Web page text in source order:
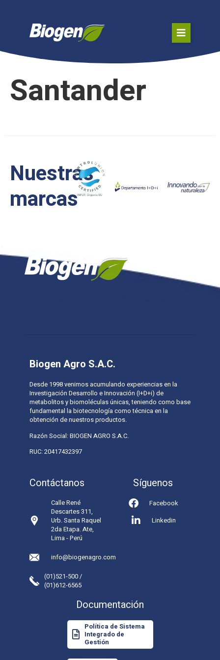
Santander
Nuestras
marcas
Biogen Agro S.A.C.
Desde 1998 venimos acumulando experiencias en la
Investigación Desarrollo e Innovación (I+D+i) de
metabolitos y biomoléculas únicas, teniendo como base
fundamental la biotecnología como técnica en la
obtención de nuestros productos.
Razón Social: BIOGEN AGRO S.A.C.
RUC: 20417432397
Contáctanos
Calle René
Descartes 311,
Urb. Santa Raquel
2da Etapa. Ate,
Lima - Perú
info@biogenagro.com
(01)521-500 /
(01)612-6565
Síguenos
Facebook
Linkedin
Documentación
Política de Sistema
Integrado de
Gestión